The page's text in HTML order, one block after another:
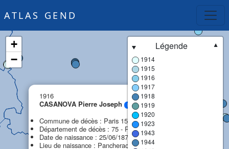
ATLAS GEND
1916
CASANOVA Pierre Joseph
MPF
Commune de décès : Paris 15e arrondissement
Département de décès : 75 - Paris (ex Seine)
Date de naissance : 25/06/1870
Lieu de naissance : Pancheraccia
+
−
Légende
▼
1914
1915
1916
1917
1918
1919
1920
1923
1943
1944